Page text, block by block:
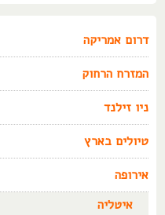
דרום אמריקה
המזרח הרחוק
ניו זילנד
טיולים בארץ
אירופה
איטליה